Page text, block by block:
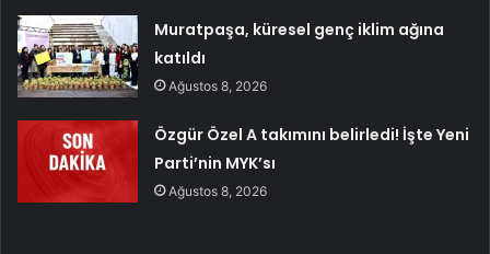
Muratpaşa, küresel genç iklim ağına
katıldı
Ağustos 8, 2026
Özgür Özel A takımını belirledi! İşte Yeni
Parti’nin MYK’sı
Ağustos 8, 2026